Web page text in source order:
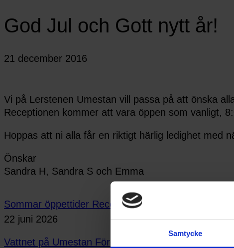
Samtycke
God Jul och Gott nytt år!
21 december 2016
Vi på Lerstenen Umestan vill passa på att önska
Receptionen kommer att vara öppen som vanligt,
Hoppas att ni alla får en riktigt härlig ledighet med
Önskar
Sandra H, Sandra S och Emma
Sommar öppettider Receptionen
22 juni 2026
Vattnet på Umestan Företagspark stängs av 15/6 kl.